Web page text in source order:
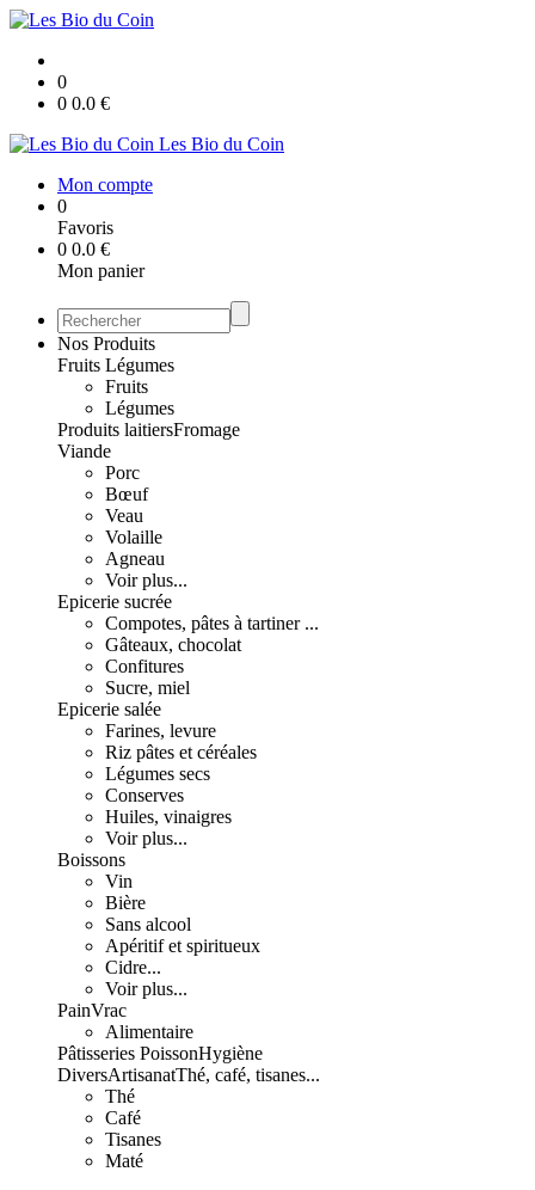
0
0 0.0 €
Les Bio du Coin
Mon compte
0
Favoris
0 0.0 €
Mon panier
Nos Produits
Fruits Légumes
Fruits
Légumes
Produits laitiersFromage
Viande
Porc
Bœuf
Veau
Volaille
Agneau
Voir plus...
Epicerie sucrée
Compotes, pâtes à tartiner ...
Gâteaux, chocolat
Confitures
Sucre, miel
Epicerie salée
Farines, levure
Riz pâtes et céréales
Légumes secs
Conserves
Huiles, vinaigres
Voir plus...
Boissons
Vin
Bière
Sans alcool
Apéritif et spiritueux
Cidre...
Voir plus...
PainVrac
Alimentaire
Pâtisseries PoissonHygiène
DiversArtisanatThé, café, tisanes...
Thé
Café
Tisanes
Maté